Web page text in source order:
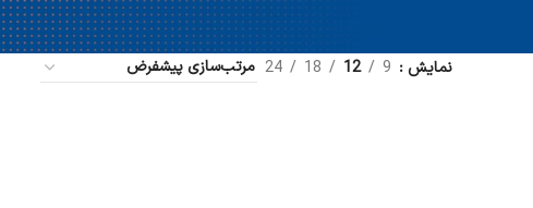
نمایش 9
12
18
24